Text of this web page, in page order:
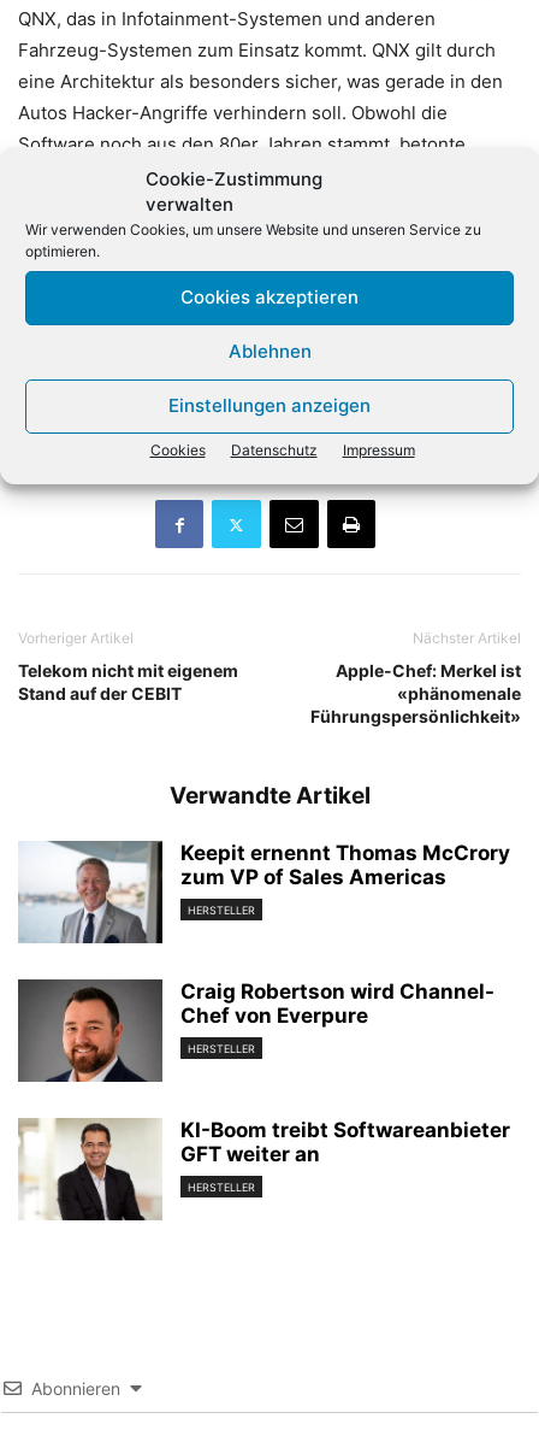
Cookie-Zustimmung
verwalten
Wir verwenden Cookies, um unsere Website und unseren Service zu
optimieren.
Cookies akzeptieren
Ablehnen
Einstellungen anzeigen
Cookies Datenschutz Impressum
QNX, das in Infotainment-Systemen und anderen
Fahrzeug-Systemen zum Einsatz kommt. QNX gilt durch
eine Architektur als besonders sicher, was gerade in den
Autos Hacker-Angriffe verhindern soll. Obwohl die
Software noch aus den 80er Jahren stammt, betonte
Blackberry-Chef John Chen jüngst, dass sie zuletzt von
Grund auf erneuert wurde und noch lange die Basis für
Blackberrys Geschäft mit der Autoindustrie bilden soll.
Blackberry hatte die Anfänge des Smartphone-Geschäfts
mitgeprägt, verlor dann jedoch den Anschluss an Apples
iPhone und Android-Telefone. Chen richtet die Firma als
Software Spezialisten mit dem Fokus auf Sicherheit neu
aus. (dpa)
Vorheriger Artikel
Telekom nicht mit eigenem
Stand auf der CEBIT
Nächster Artikel
Apple-Chef: Merkel ist
«phänomenale
Führungspersönlichkeit»
Verwandte Artikel
Keepit ernennt Thomas McCrory
zum VP of Sales Americas
HERSTELLER
Craig Robertson wird Channel-
Chef von Everpure
HERSTELLER
KI-Boom treibt Softwareanbieter
GFT weiter an
HERSTELLER
Abonnieren